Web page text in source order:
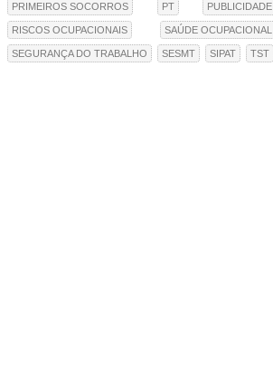
PRIMEIROS SOCORROS PT PUBLICIDADE
RISCOS OCUPACIONAIS SAÚDE OCUPACIONAL
SEGURANÇA DO TRABALHO SESMT SIPAT TST